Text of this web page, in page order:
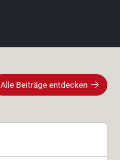
Alle Beiträge entdecken